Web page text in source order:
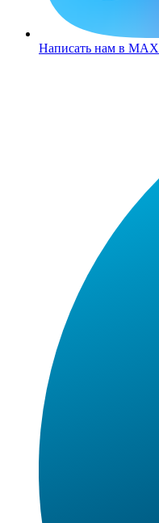
Написать нам в MAX